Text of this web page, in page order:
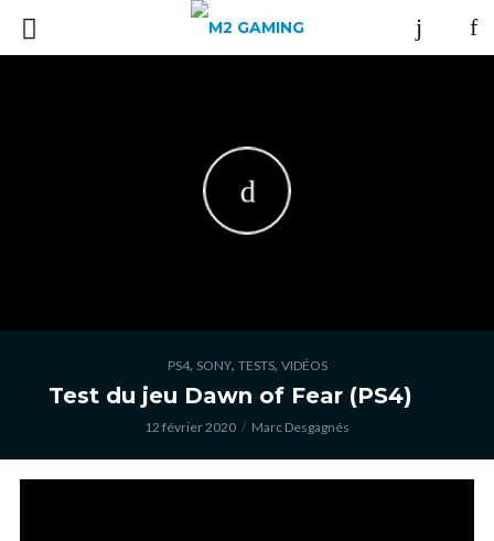
PS4, SONY, TESTS, VIDÉOS
Test du jeu Dawn of Fear (PS4)
12 février 2020 Marc Desgagnés